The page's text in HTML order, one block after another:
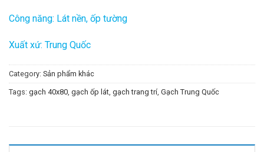
Công năng: Lát nền, ốp tường
Xuất xứ: Trung Quốc
Category: Sản phẩm khác
Tags: gạch 40x80, gạch ốp lát, gạch trang trí, Gạch Trung Quốc